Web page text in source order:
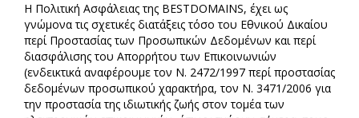
Η Πολιτική Ασφάλειας της BESTDOMAINS, έχει ως
γνώμονα τις σχετικές διατάξεις τόσο του Εθνικού Δικαίου
περί Προστασίας των Προσωπικών Δεδομένων και περί
διασφάλισης του Απορρήτου των Επικοινωνιών
(ενδεικτικά αναφέρουμε τον Ν. 2472/1997 περί προστασίας
δεδομένων προσωπικού χαρακτήρα, τον Ν. 3471/2006 για
την προστασία της ιδιωτικής ζωής στον τομέα των